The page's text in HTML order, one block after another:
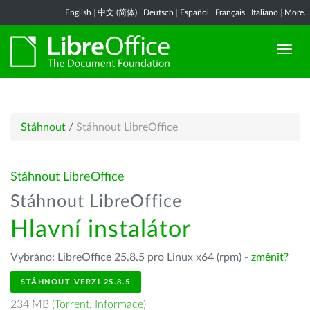
English 中文 (简体) Deutsch Español Français Italiano More...
Stáhnout / Stáhnout LibreOffice
Stáhnout LibreOffice
Stáhnout LibreOffice
Hlavní instalátor
Vybráno: LibreOffice 25.8.5 pro Linux x64 (rpm) - změnit?
STÁHNOUT VERZI 25.8.5
234 MB (Torrent, Informace)